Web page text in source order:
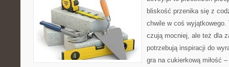
bliskość przenika się z
chwile w coś
czują mocniej, ale też dla
potrzebują inspiracji do
gra na cukierkową miłość